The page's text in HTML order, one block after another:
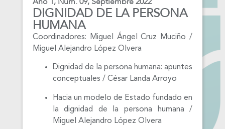
DIGNIDAD DE LA PERSONA
HUMANA
Coordinadores: Miguel Ángel Cruz Muciño /
Miguel Alejandro López Olvera
Dignidad de la persona humana: apuntes
conceptuales / César Landa Arroyo
Hacia un modelo de Estado fundado en
la dignidad de la persona humana /
Miguel Alejandro López Olvera